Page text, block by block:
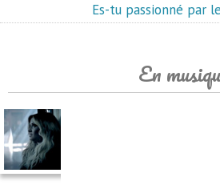
Es-tu passionné par
En